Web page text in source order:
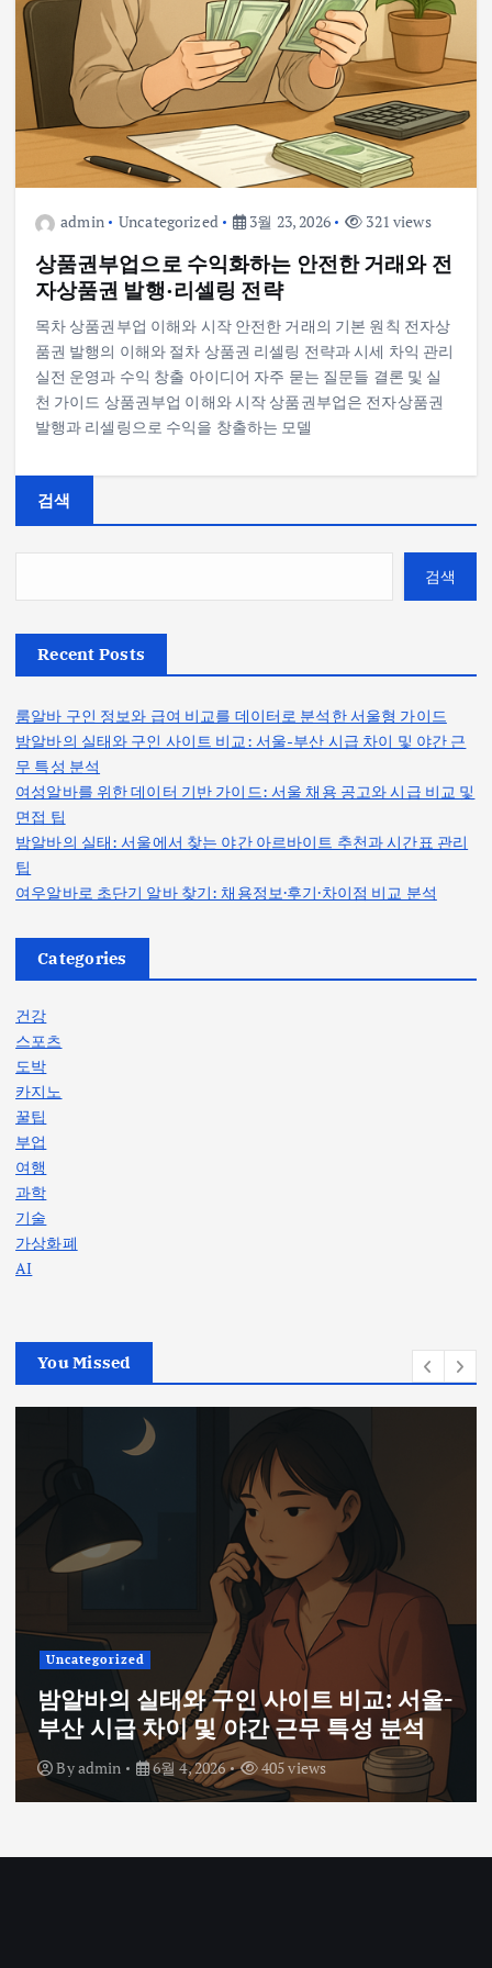
admin Uncategorized 3월 23, 2026 321 views
상품권부업으로 수익화하는 안전한 거래와 전
자상품권 발행·리셀링 전략
목차 상품권부업 이해와 시작 안전한 거래의 기본 원칙 전자상
품권 발행의 이해와 절차 상품권 리셀링 전략과 시세 차익 관리
실전 운영과 수익 창출 아이디어 자주 묻는 질문들 결론 및 실
천 가이드 상품권부업 이해와 시작 상품권부업은 전자상품권
발행과 리셀링으로 수익을 창출하는 모델
검색
검색
Recent Posts
룸알바 구인 정보와 급여 비교를 데이터로 분석한 서울형 가이드
밤알바의 실태와 구인 사이트 비교: 서울-부산 시급 차이 및 야간 근
무 특성 분석
여성알바를 위한 데이터 기반 가이드: 서울 채용 공고와 시급 비교 및
면접 팁
밤알바의 실태: 서울에서 찾는 야간 아르바이트 추천과 시간표 관리
팁
여우알바로 초단기 알바 찾기: 채용정보·후기·차이점 비교 분석
Categories
건강
스포츠
도박
카지노
꿀팁
부업
여행
과학
기술
가상화폐
AI
You Missed
Uncategorized
밤알바의 실태와 구인 사이트 비교: 서울-
부산 시급 차이 및 야간 근무 특성 분석
Byadmin 6월 4, 2026 405 views